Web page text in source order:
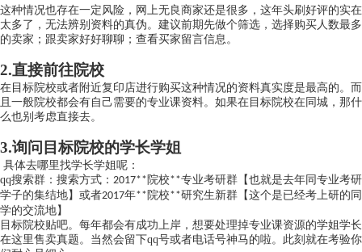
这种情况也存在一定风险，网上无良商家还是很多，这年头刷好评的实在
太多了，无法辨别资料的真伪。建议前期先做个筛选，选择购买人数最多
的卖家；跟卖家好好聊聊；查看买家留言信息。
2.直接前往院校
在目标院校或者附近复印店进行购买这种情况的资料真实度是最高的。而
且一般院校都会有自己需要的专业课资料。如果在目标院校在同城，那什
么也别考虑直接去。
3.询问目标院校的学长学姐
具体去哪里找学长学姐呢：
qq搜索群：搜索方式： 2017** 院校**专业考研群【也就是去年同专业考研
学子的集结地】或者2017年** 院校**研究生新群【这个是已经考上研的同
学的交流地】
目标院校贴吧。每年都会有成功上岸，想要处理掉专业课资源的学姐学长
在这里售卖真题。当然会留下qq号或者电话号神马的啦。此刻就在考验你